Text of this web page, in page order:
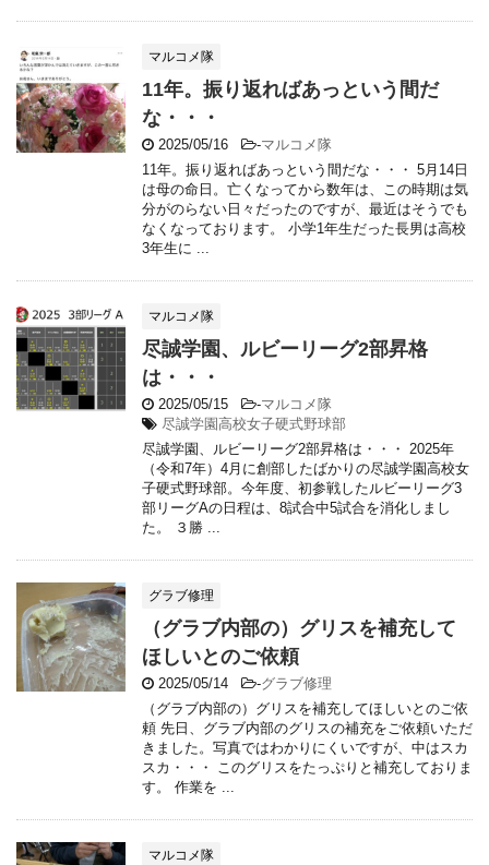
マルコメ隊
11年。振り返ればあっという間だ
な・・・
2025/05/16 -マルコメ隊
11年。振り返ればあっという間だな・・・ 5月14日
は母の命日。亡くなってから数年は、この時期は気
分がのらない日々だったのですが、最近はそうでも
なくなっております。 小学1年生だった長男は高校
3年生に ...
マルコメ隊
尽誠学園、ルビーリーグ2部昇格
は・・・
2025/05/15 -マルコメ隊
尽誠学園高校女子硬式野球部
尽誠学園、ルビーリーグ2部昇格は・・・ 2025年
（令和7年）4月に創部したばかりの尽誠学園高校女
子硬式野球部。今年度、初参戦したルビーリーグ3
部リーグAの日程は、8試合中5試合を消化しまし
た。 ３勝 ...
グラブ修理
（グラブ内部の）グリスを補充して
ほしいとのご依頼
2025/05/14 -グラブ修理
（グラブ内部の）グリスを補充してほしいとのご依
頼 先日、グラブ内部のグリスの補充をご依頼いただ
きました。写真ではわかりにくいですが、中はスカ
スカ・・・ このグリスをたっぷりと補充しておりま
す。 作業を ...
マルコメ隊